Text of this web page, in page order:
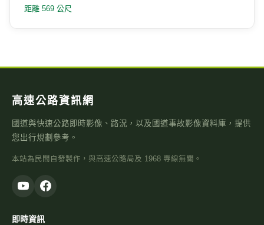
距離 569 公尺
高速公路資訊網
國道與快速公路即時影像、路況，以及國道事故影像資料庫，提供
您出行規劃參考。
本站為民間自發製作，與高速公路局及 1968 專線無關。
即時資訊